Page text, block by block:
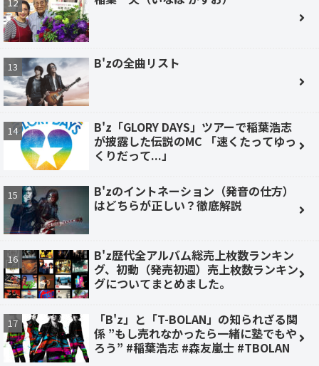
B'zの全曲リスト
B'z「GLORY DAYS」ツアーで稲葉浩志
が披露した伝説のMC 「速くたってゆっ
くりだって...」
B'zのイントネーション（発音の仕方）
はどちらが正しい？徹底解説
B'z歴代全アルバム総売上枚数ランキン
グ、初動（発売初週）売上枚数ランキン
グについてまとめました。
「B'z」と「T-BOLAN」の知られざる関
係 ”もし売れなかったら一緒に塾でもや
ろう” #稲葉浩志 #森友嵐士 #TBOLAN